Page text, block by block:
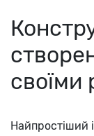
своїми
Найпростіший